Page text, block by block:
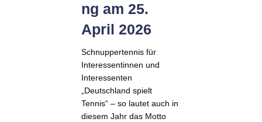
ng am 25.
April 2026
Schnuppertennis für
Interessentinnen und
Interessenten
„Deutschland spielt
Tennis“ – so lautet auch in
diesem Jahr das Motto